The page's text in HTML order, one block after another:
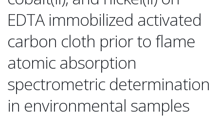
EDTA immobilized activated
carbon cloth prior to flame
atomic absorption
spectrometric determination
in environmental samples